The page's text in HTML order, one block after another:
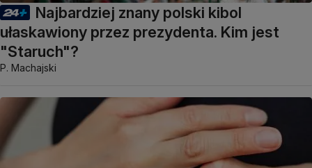
Najbardziej znany polski kibol
ułaskawiony przez prezydenta. Kim jest
"Staruch"?
P. Machajski